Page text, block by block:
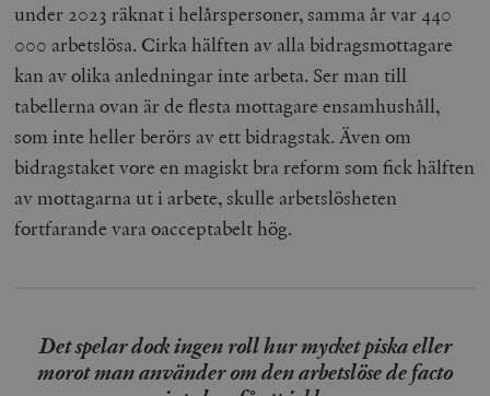
under 2023 räknat i helårspersoner, samma år var 440
000 arbetslösa. Cirka hälften av alla bidragsmottagare
kan av olika anledningar inte arbeta. Ser man till
tabellerna ovan är de flesta mottagare ensamhushåll,
som inte heller berörs av ett bidragstak. Även om
bidragstaket vore en magiskt bra reform som fick hälften
av mottagarna ut i arbete, skulle arbetslösheten
fortfarande vara oacceptabelt hög.
Det spelar dock ingen roll hur mycket piska eller
morot man använder om den arbetslöse de facto